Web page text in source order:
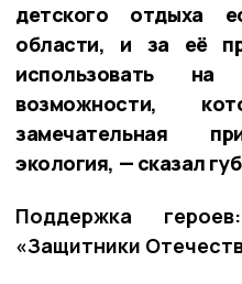
детского отдыха
области, и за её
использовать
возможности,
замечательная
экология, — сказал
Поддержка
«Защитники